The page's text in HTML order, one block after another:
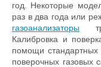
год. Некоторые
раз в два года или
газоанализаторы
Калибровка и
помощи
поверочных газовых